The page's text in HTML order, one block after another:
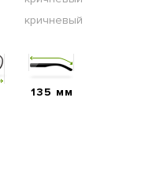
кричневый
135 мм